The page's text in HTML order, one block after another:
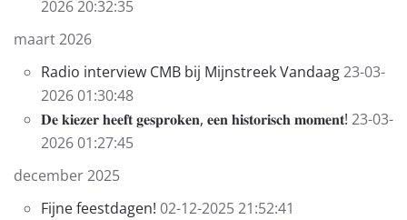
2026 20:32:35
maart 2026
Radio interview CMB bij Mijnstreek Vandaag23-03-
2026 01:30:48
𝐃𝐞 𝐤𝐢𝐞𝐳𝐞𝐫 𝐡𝐞𝐞𝐟𝐭 𝐠𝐞𝐬𝐩𝐫𝐨𝐤𝐞𝐧, 𝐞𝐞𝐧 𝐡𝐢𝐬𝐭𝐨𝐫𝐢𝐬𝐜𝐡 𝐦𝐨𝐦𝐞𝐧𝐭! 23-03-
2026 01:27:45
december 2025
Fijne feestdagen! 02-12-2025 21:52:41